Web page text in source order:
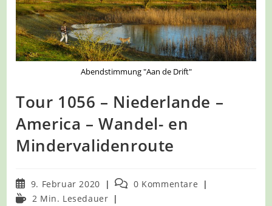
Abendstimmung "Aan de Drift"
Tour 1056 – Niederlande –
America – Wandel- en
Mindervalidenroute
Beitrag
veröffentlicht:
9. Februar 2020
Beitrags-
Kommentare:
0 Kommentare
Lesedauer:
2 Min. Lesedauer